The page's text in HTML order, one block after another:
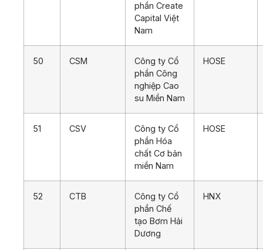
phần Create
Capital Việt
Nam
50 CSM
Công ty Cổ
phần Công
nghiệp Cao
su Miền Nam
HOSE
51 CSV
Công ty Cổ
phần Hóa
chất Cơ bản
miền Nam
HOSE
52 CTB
Công ty Cổ
phần Chế
tạo Bơm Hải
Dương
HNX